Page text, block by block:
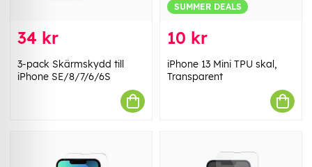
34 kr
3-pack Skärmskydd till
iPhone SE/8/7/6/6S
SUMMER DEALS
10 kr
iPhone 13 Mini TPU skal,
Transparent